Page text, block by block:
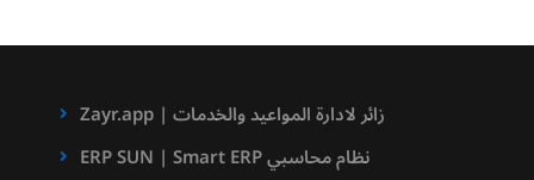
Zayr.app | زائر لادارة المواعيد والخدمات
ERP SUN | Smart ERP نظام محاسبي